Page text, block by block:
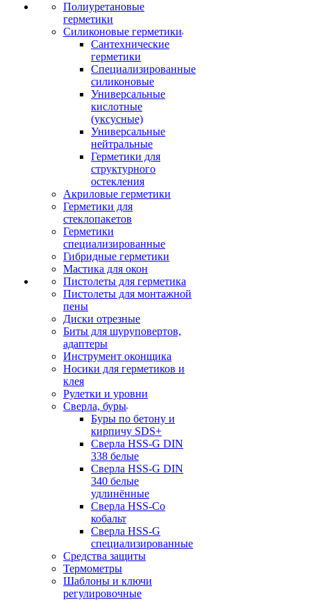
Полиуретановые
герметики
Силиконовые герметики
Сантехнические
герметики
Специализированные
силиконовые
Универсальные
кислотные
(уксусные)
Универсальные
нейтральные
Герметики для
структурного
остекления
Акриловые герметики
Герметики для
стеклопакетов
Герметики
специализированные
Гибридные герметики
Мастика для окон
Пистолеты для герметика
Пистолеты для монтажной
пены
Диски отрезные
Биты для шуруповертов,
адаптеры
Инструмент оконщика
Носики для герметиков и
клея
Рулетки и уровни
Сверла, буры
Буры по бетону и
кирпичу SDS+
Сверла HSS-G DIN
338 белые
Сверла HSS-G DIN
340 белые
удлинённые
Сверла HSS-Co
кобальт
Сверла HSS-G
специализированные
Средства защиты
Термометры
Шаблоны и ключи
регулировочные